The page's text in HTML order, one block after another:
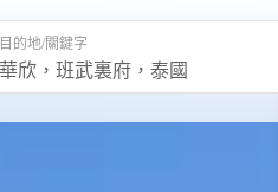
目的地/關鍵字